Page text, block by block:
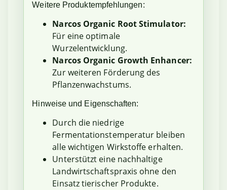
Weitere Produktempfehlungen:
Narcos Organic Root Stimulator:
Für eine optimale
Wurzelentwicklung.
Narcos Organic Growth Enhancer:
Zur weiteren Förderung des
Pflanzenwachstums.
Hinweise und Eigenschaften:
Durch die niedrige
Fermentationstemperatur bleiben
alle wichtigen Wirkstoffe erhalten.
Unterstützt eine nachhaltige
Landwirtschaftspraxis ohne den
Einsatz tierischer Produkte.